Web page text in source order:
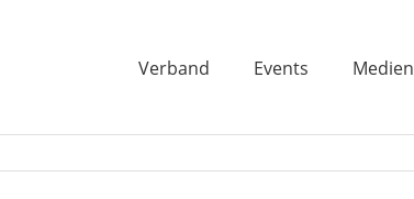
Verband Events Medien